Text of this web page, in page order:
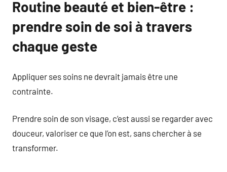
Routine beauté et bien-être :
prendre soin de soi à travers
chaque geste
Appliquer ses soins ne devrait jamais être une
contrainte.
Prendre soin de son visage, c’est aussi se regarder avec
douceur, valoriser ce que l’on est, sans chercher à se
transformer.